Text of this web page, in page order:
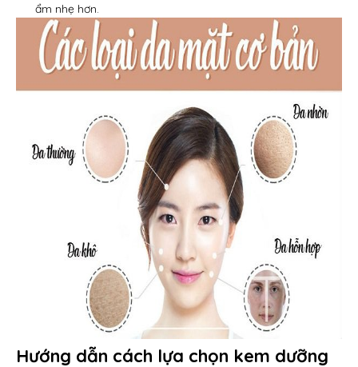
ẩm nhẹ hơn.
Hướng dẫn cách lựa chọn kem dưỡng